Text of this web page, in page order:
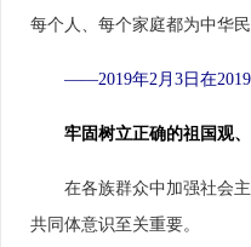
每个人、每个家庭都为中华
——2019年2月3日在
牢固树立正确的祖国观
在各族群众中加强社会主
共同体意识至关重要。